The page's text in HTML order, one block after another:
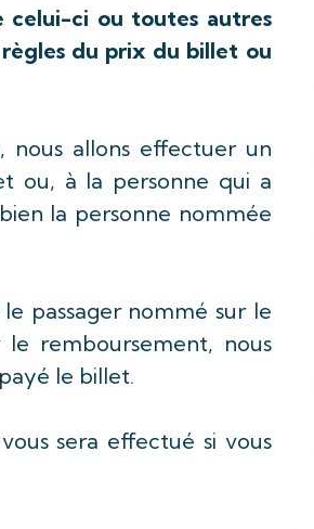
celui-ci ou toutes autres
du prix du billet ou
nous allons effectuer un
ou, à la personne qui a
la personne nommée
passager nommé sur le
remboursement, nous
le billet.
sera effectué si vous